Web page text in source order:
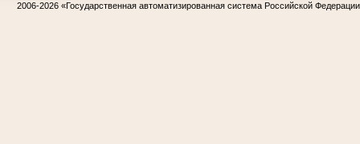
2006-2026 «Государственная автоматизированная система Российской